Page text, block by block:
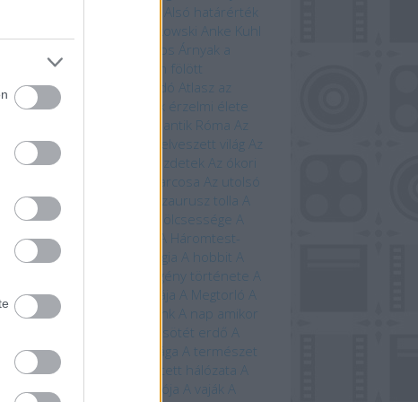
Alsó határérték
Andrzej Sapkowski Anke Kuhl
Árnyak a
sötétben Árnyék Innsmouth fölött
asztrofizika
Athenaeum Kiadó
Atlasz az
óceánokról
Az állatok érzelmi élete
Az antik Róma Az
Avatar világa
Az elveszett világ Az
emberiség története – A kezdetek Az ókori
Az országút harcosa Az utolsó
kívánság Az út vége A dinoszaurusz tolla A
fák titkos élete
A farkasok bölcsessége
A
földi idegenek
A Háromtest-
probléma
A háromtest-trilógia A hobbit A
A képregény története
A
A Krampusz éjszakája A Megtorló
A
ideje
A mi bolygónk A nap amikor
A sötét erdő
A
szilmarilok
A temetők élővilága A természet
jelbeszéde
A természet rejtett hálózata A
tó úrnője
A Tűzhegy varázslója A vaják A